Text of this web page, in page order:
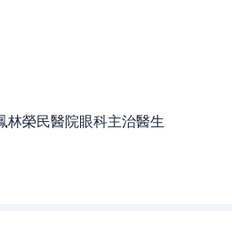
林榮民醫院眼科主治醫生